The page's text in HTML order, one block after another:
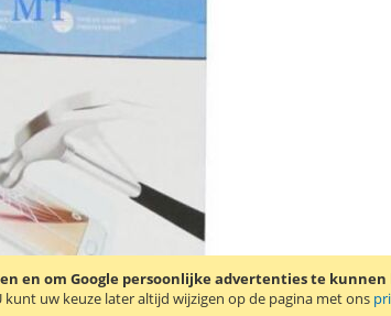
en om Google persoonlijke advertenties te
kunt uw keuze later altijd wijzigen op de pagina met ons